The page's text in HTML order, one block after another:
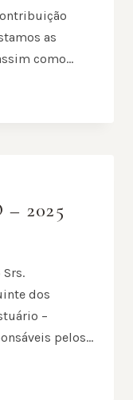
as
como…
2025
dos
–
pelos…